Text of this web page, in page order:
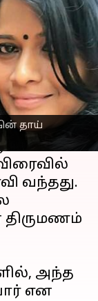
தாய்
மேகா
பாயும்
வந்தது.
அந்த
என